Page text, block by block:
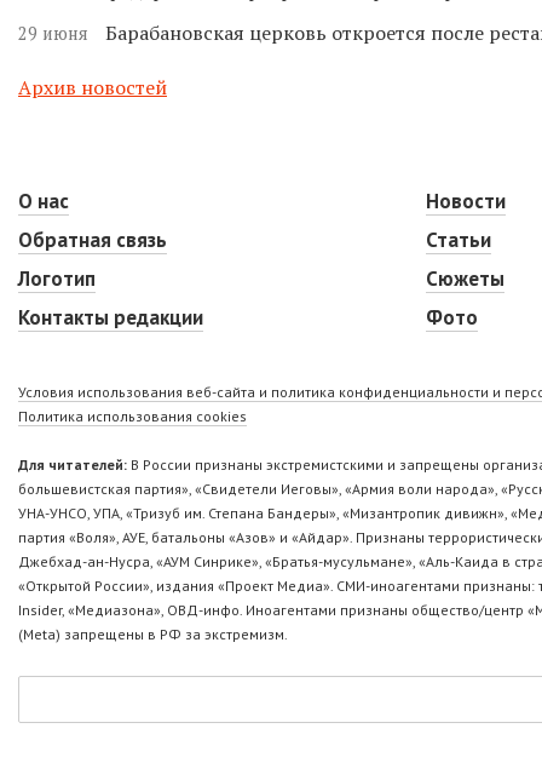
29 июня Барабановская церковь откроется после
Архив новостей
О нас
Обратная связь
Логотип
Контакты редакции
Новости
Статьи
Сюжеты
Фото
Условия использования веб-сайта и политика конфиденциальности и
Политика использования cookies
Для читателей: В России признаны экстремистскими и запрещены
большевистская партия», «Свидетели Иеговы», «Армия воли народа»,
УНА-УНСО, УПА, «Тризуб им. Степана Бандеры», «Мизантропик дивижн»,
партия «Воля», АУЕ, батальоны «Азов» и «Айдар». Признаны
Джебхад-ан-Нусра, «АУМ Синрике», «Братья-мусульмане», «Аль-Каида в
«Открытой России», издания «Проект Медиа». СМИ-иноагентами
Insider, «Медиазона», ОВД-инфо. Иноагентами признаны общество/центр
(Metа) запрещены в РФ за экстремизм.